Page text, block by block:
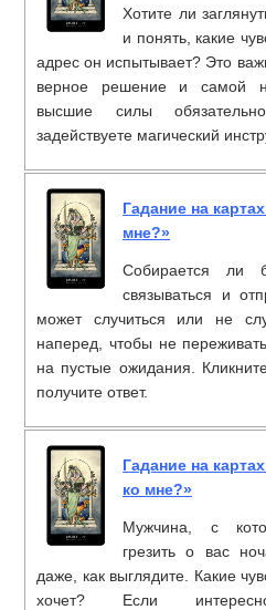
Хотите ли
и понять, какие
адрес он испытывает? Это
верное решение и самой
высшие силы
задействуете магический
Гадание на
мне?»
Собирается ли
связываться и
может случиться или не
наперед, чтобы не
на пустые ожидания.
получите ответ.
Гадание на
ко мне?»
Мужчина, с
грезить о вас
даже, как выглядите. Какие
хочет? Если